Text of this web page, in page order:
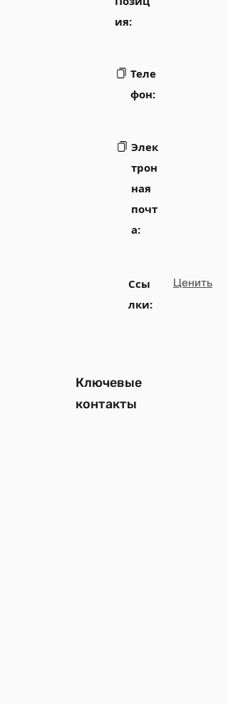
ия:
Теле
фон:
Элек
трон
ная
почт
а:
Ссы
лки:
Ценить
Ключевые
контакты